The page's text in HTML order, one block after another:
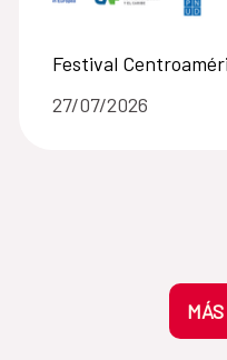
Festival
27/07/2026